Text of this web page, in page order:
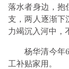
落水者身边，抱
支，两人逐渐下
力竭沉入河中，
杨华清今年
工补贴家用。